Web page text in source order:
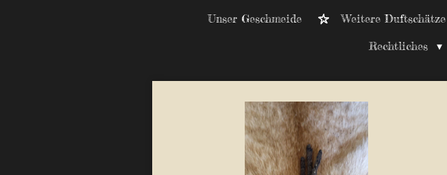
Unser Geschmeide
Weitere Duftschätze
Rechtliches